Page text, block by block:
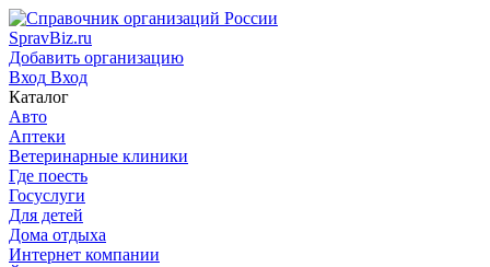
SpravBiz.ru
Добавить организацию
Вход Вход
Каталог
Авто
Аптеки
Ветеринарные клиники
Где поесть
Госуслуги
Для детей
Дома отдыха
Интернет компании